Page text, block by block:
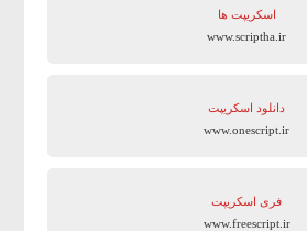
اسکریپت ها
www.scriptha.ir
دانلود اسکریپت
www.onescript.ir
فری اسکریپت
www.freescript.ir